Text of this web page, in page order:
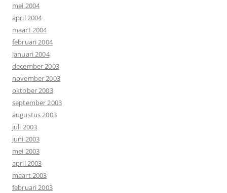
mei 2004
april 2004
maart 2004
februari 2004
januari 2004
december 2003
november 2003
oktober 2003
september 2003
augustus 2003
juli 2003
juni 2003
mei 2003
april 2003
maart 2003
februari 2003